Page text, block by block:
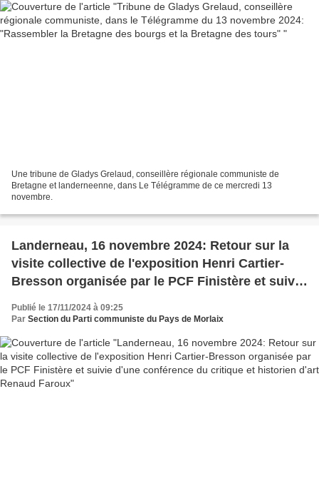
Une tribune de Gladys Grelaud, conseillère régionale communiste de
Bretagne et landerneenne, dans Le Télégramme de ce mercredi 13
novembre.
Landerneau, 16 novembre 2024: Retour sur la
visite collective de l'exposition Henri Cartier-
Bresson organisée par le PCF Finistère et suivie
Renaud Faroux
Publié le 17/11/2024 à 09:25
Par Section du Parti communiste du Pays de Morlaix